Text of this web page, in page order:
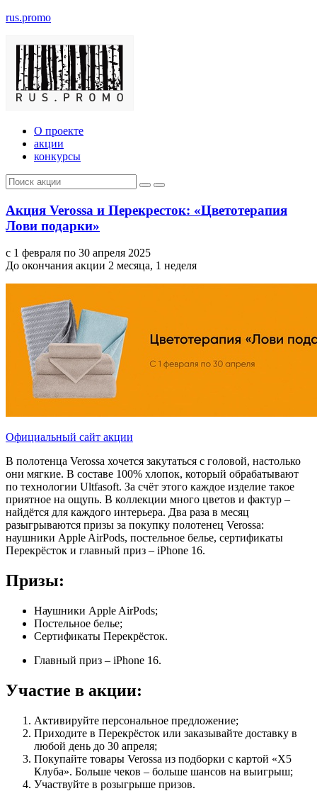
rus.promo
О проекте
акции
конкурсы
Акция Verossa и Перекресток: «Цветотерапия
Лови подарки»
с 1 февраля по 30 апреля 2025
До окончания акции 2 месяца, 1 неделя
Официальный сайт акции
В полотенца Verossa хочется закутаться с головой, настолько
они мягкие. В составе 100% хлопок, который обрабатывают
по технологии Ultfasoft. За счёт этого каждое изделие такое
приятное на ощупь. В коллекции много цветов и фактур –
найдётся для каждого интерьера. Два раза в месяц
разыгрываются призы за покупку полотенец Verossa:
наушники Apple AirPods, постельное белье, сертификаты
Перекрёсток и главный приз – iPhone 16.
Призы:
Наушники Apple AirPods;
Постельное белье;
Сертификаты Перекрёсток.
Главный приз – iPhone 16.
Участие в акции:
Активируйте персональное предложение;
Приходите в Перекрёсток или заказывайте доставку в
любой день до 30 апреля;
Покупайте товары Verossa из подборки с картой «Х5
Клуба». Больше чеков – больше шансов на выигрыш;
Участвуйте в розыгрыше призов.